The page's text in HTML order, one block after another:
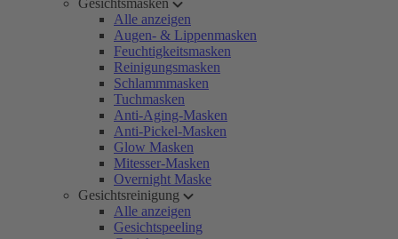
Gesichtsmasken
Alle anzeigen
Augen- & Lippenmasken
Feuchtigkeitsmasken
Reinigungsmasken
Schlammmasken
Tuchmasken
Anti-Aging-Masken
Anti-Pickel-Masken
Glow Masken
Mitesser-Masken
Overnight Maske
Gesichtsreinigung
Alle anzeigen
Gesichtspeeling